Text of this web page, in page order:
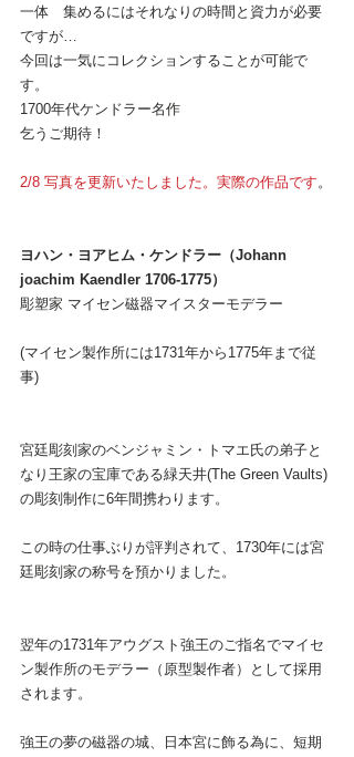
一体ゝ集めるにはそれなりの時間と資力が必要
ですが…
今回は一気にコレクションすることが可能で
す。
1700年代ケンドラー名作
乞うご期待！
2/8 写真を更新いたしました。実際の作品です。
ヨハン・ヨアヒム・ケンドラー（Johann
joachim Kaendler 1706-1775）
彫塑家 マイセン磁器マイスターモデラー
(マイセン製作所には1731年から1775年まで従
事)
宮廷彫刻家のベンジャミン・トマエ氏の弟子と
なり王家の宝庫である緑天井(The Green Vaults)
の彫刻制作に6年間携わります。
この時の仕事ぶりが評判されて、1730年には宮
廷彫刻家の称号を預かりました。
翌年の1731年アウグスト強王のご指名でマイセ
ン製作所のモデラー（原型製作者）として採用
されます。
強王の夢の磁器の城、日本宮に飾る為に、短期